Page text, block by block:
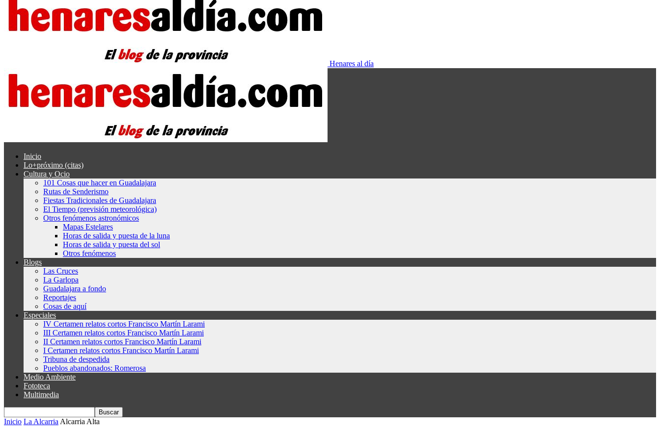
Henares al día
Inicio
Lo+próximo (citas)
Cultura y Ocio
101 Cosas que hacer en Guadalajara
Rutas de Senderismo
Fiestas Tradicionales de Guadalajara
El Tiempo (previsión meteorológica)
Otros fenómenos astronómicos
Mapas Estelares
Horas de salida y puesta de la luna
Horas de salida y puesta del sol
Otros fenómenos
Blogs
Las Cruces
La Garlopa
Guadalajara a fondo
Reportajes
Cosas de aquí
Especiales
IV Certamen relatos cortos Francisco Martín Larami
III Certamen relatos cortos Francisco Martín Larami
II Certamen relatos cortos Francisco Martín Larami
I Certamen relatos cortos Francisco Martín Larami
Tribuna de despedida
Pueblos abandonados: Romerosa
Medio Ambiente
Fototeca
Multimedia
Inicio La Alcarria Alcarria Alta